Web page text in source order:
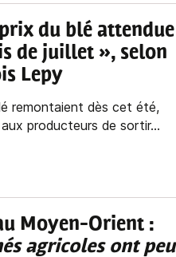
prix du blé attendue
de juillet », selon
Lepy
remontaient dès cet été,
producteurs de sortir...
Moyen-Orient :
agricoles ont peu